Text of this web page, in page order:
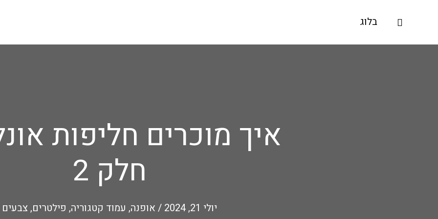
חיפוש בלוג
איך מוכרים חליפות
חלק 2
יולי 21, 2024 / אופנה, עמוד קטגוריה, פילטרים,צבעים